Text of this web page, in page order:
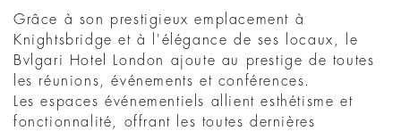
Grâce à son prestigieux emplacement à
Knightsbridge et à l'élégance de ses locaux, le
Bvlgari Hotel London ajoute au prestige de toutes
les réunions, événements et conférences.
Les espaces événementiels allient esthétisme et
fonctionnalité, offrant les toutes dernières